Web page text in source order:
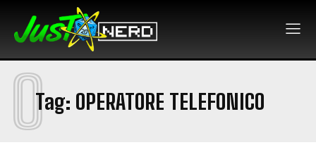
Tag: OPERATORE TELEFONICO
O